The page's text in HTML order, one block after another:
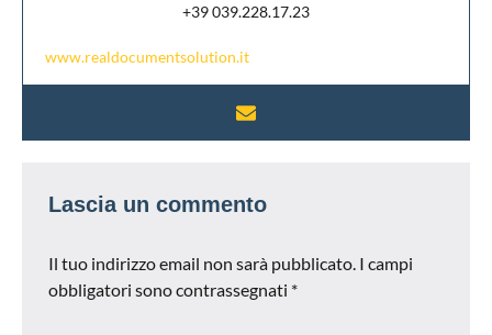
+39 039.228.17.23
www.realdocumentsolution.it
Lascia un commento
Il tuo indirizzo email non sarà pubblicato. I campi
obbligatori sono contrassegnati *